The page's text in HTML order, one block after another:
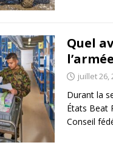
Quel
juillet 26,
Durant la
États Beat
Conseil